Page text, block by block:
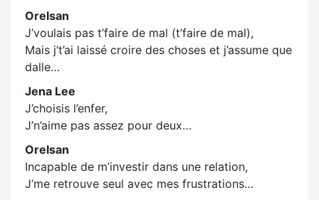
Orelsan
J’voulais pas t’faire de mal (t’faire de mal),
Mais j’t’ai laissé croire des choses et j’assume que
dalle…
Jena Lee
J’choisis l’enfer,
J’n’aime pas assez pour deux…
Orelsan
Incapable de m’investir dans une relation,
J’me retrouve seul avec mes frustrations…